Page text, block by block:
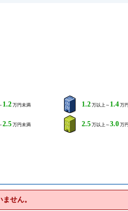
1.2 万円未満 1.2 万以上～ 1.4 万
2.5 万円未満 2.5 万以上～ 3.0 万
せん。